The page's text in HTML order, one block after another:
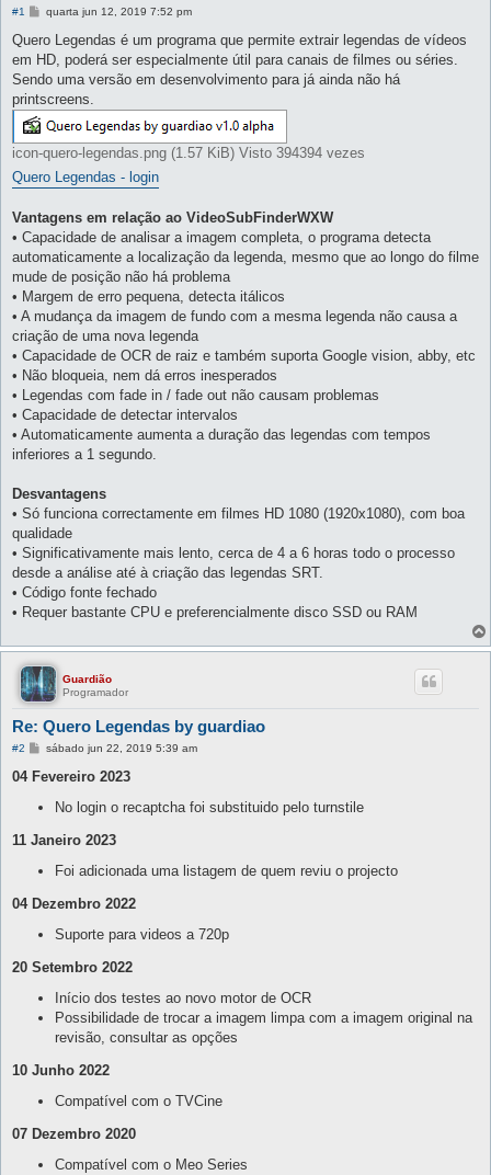
#1
M
n
a
g
m
quarta jun 12, 2019 7:52 pm
Quero Legendas é um programa que permite extrair legendas de vídeos
em HD, poderá ser especialmente útil para canais de filmes ou séries.
Sendo uma versão em desenvolvimento para já ainda não há
printscreens.
icon-quero-legendas.png (1.57 KiB) Visto 394394 vezes
Quero Legendas - login
Vantagens em relação ao VideoSubFinderWXW
• Capacidade de analisar a imagem completa, o programa detecta
automaticamente a localização da legenda, mesmo que ao longo do filme
mude de posição não há problema
• Margem de erro pequena, detecta itálicos
• A mudança da imagem de fundo com a mesma legenda não causa a
criação de uma nova legenda
• Capacidade de OCR de raiz e também suporta Google vision, abby, etc
• Não bloqueia, nem dá erros inesperados
• Legendas com fade in / fade out não causam problemas
• Capacidade de detectar intervalos
• Automaticamente aumenta a duração das legendas com tempos
inferiores a 1 segundo.
Desvantagens
• Só funciona correctamente em filmes HD 1080 (1920x1080), com boa
qualidade
• Significativamente mais lento, cerca de 4 a 6 horas todo o processo
desde a análise até à criação das legendas SRT.
• Código fonte fechado
• Requer bastante CPU e preferencialmente disco SSD ou RAM
Guardião
Programador
Re: Quero Legendas by guardiao
#2
M
n
g
m
sábado jun 22, 2019 5:39 am
04 Fevereiro 2023
No login o recaptcha foi substituido pelo turnstile
11 Janeiro 2023
Foi adicionada uma listagem de quem reviu o projecto
04 Dezembro 2022
Suporte para videos a 720p
20 Setembro 2022
Início dos testes ao novo motor de OCR
Possibilidade de trocar a imagem limpa com a imagem original na
revisão, consultar as opções
10 Junho 2022
Compatível com o TVCine
07 Dezembro 2020
Compatível com o Meo Series